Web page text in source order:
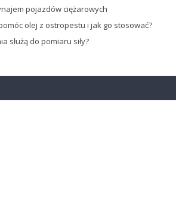
pojazdów ciężarowych
olej z ostropestu i jak go stosować?
służą do pomiaru siły?